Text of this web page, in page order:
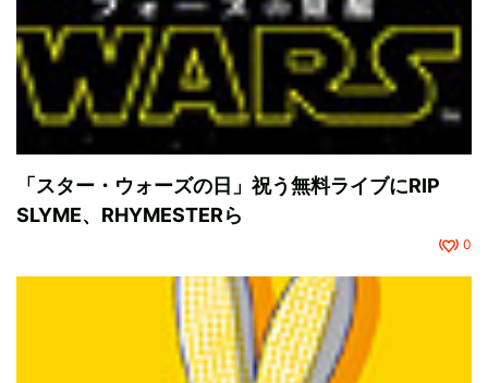
「スター・ウォーズの日」祝う無料ライブにRIP
SLYME、RHYMESTERら
0